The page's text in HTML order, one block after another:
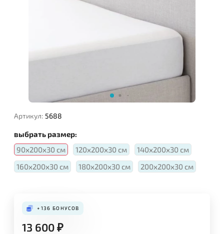
Артикул: 5688
выбрать размер:
90x200x30 см
120x200x30 см
140x200x30 см
160x200x30 см
180x200x30 см 200x200x30 см
+136 БОНУСОВ
13 600₽